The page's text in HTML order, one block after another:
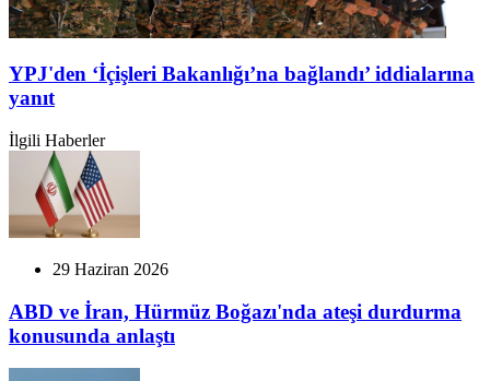
YPJ'den ‘İçişleri Bakanlığı’na bağlandı’ iddialarına
yanıt
İlgili Haberler
29 Haziran 2026
ABD ve İran, Hürmüz Boğazı'nda ateşi durdurma
konusunda anlaştı